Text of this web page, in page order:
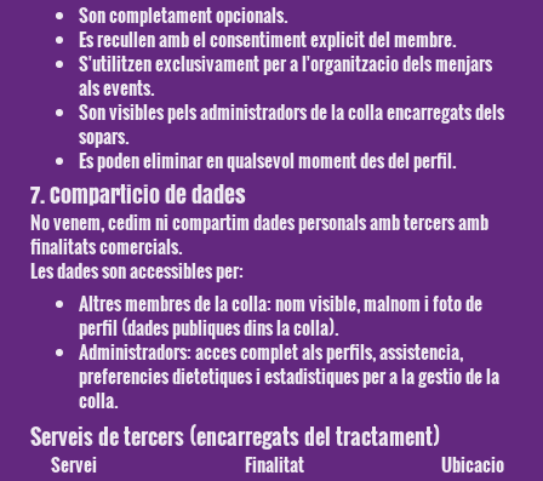
Son completamentopcionals.
Es recullen amb elconsentiment explicitdel membre.
S'utilitzenexclusivamentper a l'organitzacio dels menjars
als events.
Son visibles pels administradors de la colla encarregats dels
sopars.
Es poden eliminar en qualsevol moment des del perfil.
7. Comparticio de dades
No venem, cedim ni compartim dades personals amb tercers amb
finalitats comercials.
Les dades son accessibles per:
Altres membres de la colla:nom visible, malnom i foto de
perfil (dades publiques dins la colla).
Administradors:acces complet als perfils, assistencia,
preferencies dietetiques i estadistiques per a la gestio de la
colla.
Serveis de tercers (encarregats del tractament)
Servei Finalitat
Ubicacio